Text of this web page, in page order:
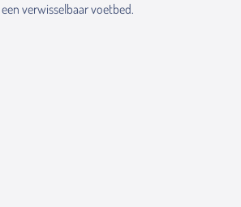
verwisselbaar voetbed.